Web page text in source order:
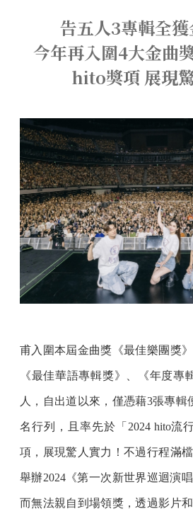
告五人3專輯全
今年再入圍4大金曲
hito獎項 展現
甫入圍本屆金曲獎《最佳樂團獎
《最佳華語專輯獎》、《年度專
人，自出道以來，僅憑藉3張專輯
名行列，且率先於「2024 hito流
項，展現驚人實力！不過行程滿
舉辦2024《第一次新世界巡迴演
而無法親自到場領獎，透過影片